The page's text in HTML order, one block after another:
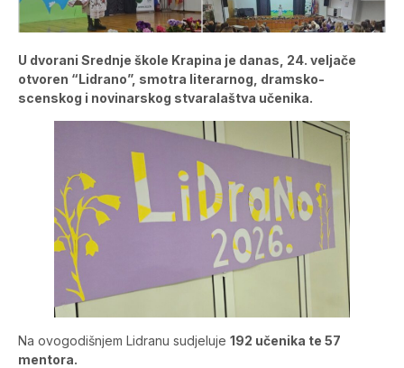
U dvorani Srednje škole Krapina je danas, 24. veljače
otvoren “Lidrano”, smotra literarnog, dramsko-
scenskog i novinarskog stvaralaštva učenika.
Na ovogodišnjem Lidranu sudjeluje 192 učenika te 57
mentora.